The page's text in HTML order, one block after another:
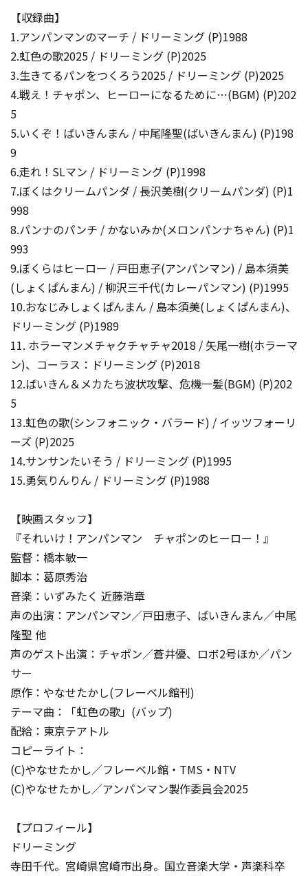
【収録曲】
1.アンパンマンのマーチ / ドリーミング (P)1988
2.虹色の歌2025 / ドリーミング (P)2025
3.生きてるパンをつくろう2025 / ドリーミング (P)2025
4.戦え！チャポン、ヒーローになるために…(BGM) (P)202
5
5.いくぞ！ばいきんまん / 中尾隆聖(ばいきんまん) (P)198
9
6.走れ！SLマン / ドリーミング (P)1998
7.ぼくはクリームパンダ / 長沢美樹(クリームパンダ) (P)1
998
8.パンナのパンチ / かないみか(メロンパンナちゃん) (P)1
993
9.ぼくらはヒーロー / 戸田恵子(アンパンマン) / 島本須美
(しょくぱんまん) / 柳沢三千代(カレーパンマン) (P)1995
10.おなじみしょくぱんまん / 島本須美(しょくぱんまん)、
ドリーミング (P)1989
11. ホラーマンメチャクチャチャ2018 / 矢尾一樹(ホラーマ
ン)、コーラス：ドリーミング (P)2018
12.ばいきん＆メカたち波状攻撃、危機一髪(BGM) (P)202
5
13.虹色の歌(シンフォニック・バラード) / イッツフォーリ
ーズ (P)2025
14.サンサンたいそう / ドリーミング (P)1995
15.勇気りんりん / ドリーミング (P)1988
【映画スタッフ】
『それいけ！アンパンマン チャポンのヒーロー！』
監督：橋本敏一
脚本：葛原秀治
音楽：いずみたく 近藤浩章
声の出演：アンパンマン／戸田恵子、ばいきんまん／中尾
隆聖 他
声のゲスト出演：チャポン／蒼井優、ロボ2号ほか／パン
サー
原作：やなせたかし(フレーベル館刊)
テーマ曲：「虹色の歌」(バップ)
配給：東京テアトル
コピーライト：
(C)やなせたかし／フレーベル館・TMS・NTV
(C)やなせたかし／アンパンマン製作委員会2025
【プロフィール】
ドリーミング
寺田千代。宮崎県宮崎市出身。国立音楽大学・声楽科卒